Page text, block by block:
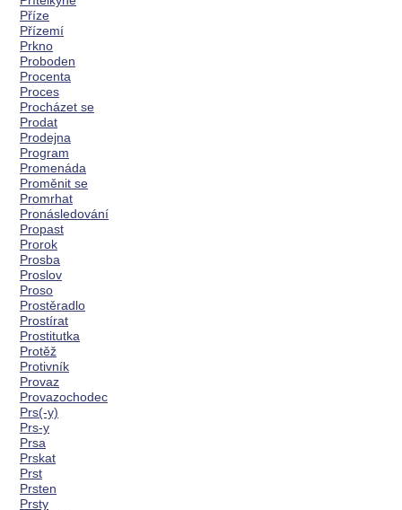
Příze
Přízemí
Prkno
Proboden
Procenta
Proces
Procházet se
Prodat
Prodejna
Program
Promenáda
Proměnit se
Promrhat
Pronásledování
Propast
Prorok
Prosba
Proslov
Proso
Prostěradlo
Prostírat
Prostitutka
Protěž
Protivník
Provaz
Provazochodec
Prs(-y)
Prs-y
Prsa
Prskat
Prst
Prsten
Prsty